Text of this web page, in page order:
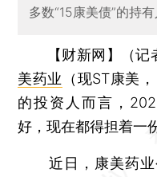
多数“15康美债”的持
【财新网】（记
美药业 （现ST康美，
的投资人而言，
好，现在都得担着一
近日，康美药业